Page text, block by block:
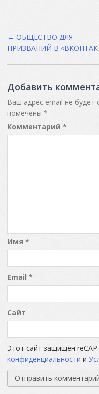
Post
navigation
← ОБЩЕСТВО ДЛЯ
ПРИЗВАНИЙ В
Добавить
Ваш адрес email не будет
помечены *
Комментарий *
Имя *
Email *
Сайт
Этот сайт защищен
конфиденциальности и